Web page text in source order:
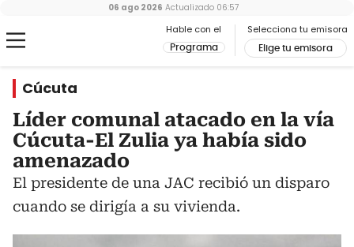
Hable con el
Programa
Selecciona tu emisora
Elige tu emisora
06 ago 2026 Actualizado 06:57
Cúcuta
Líder comunal atacado en la vía
Cúcuta-El Zulia ya había sido
amenazado
El presidente de una JAC recibió un disparo
cuando se dirigía a su vivienda.